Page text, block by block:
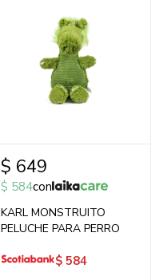
$ 649
$ 584con
KARL MONSTRUITO
PELUCHE PARA PERRO
$ 584